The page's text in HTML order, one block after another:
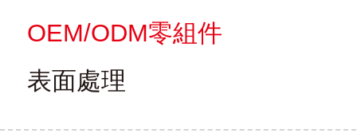
OEM/ODM零組件
表面處理